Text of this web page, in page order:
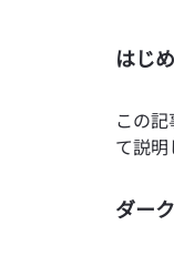
はじ
この
て説明
ダー